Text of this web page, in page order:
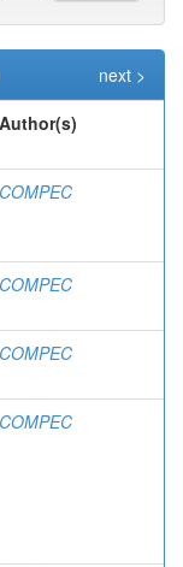
next >
Author(s)
COMPEC
COMPEC
COMPEC
COMPEC